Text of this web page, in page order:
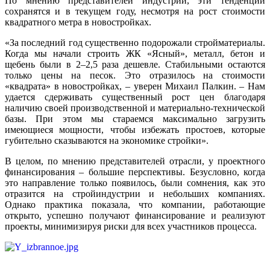
сохранятся и в текущем году, несмотря на рост стоимости
квадратного метра в новостройках.
«За последний год существенно подорожали стройматериалы.
Когда мы начали строить ЖК «Ясный», металл, бетон и
щебень были в 2–2,5 раза дешевле. Стабильными остаются
только цены на песок. Это отразилось на стоимости
«квадрата» в новостройках, – уверен Михаил Палкин. – Нам
удается сдерживать существенный рост цен благодаря
наличию своей производственной и материально-​технической
базы. При этом мы стараемся максимально загрузить
имеющиеся мощности, чтобы избежать простоев, которые
губительно сказываются на экономике стройки».
В целом, по мнению представителей отрасли, у проектного
финансирования – большие перспективы. Безусловно, когда
это направление только появилось, были сомнения, как это
отразится на стройиндустрии и небольших компаниях.
Однако практика показала, что компании, работающие
открыто, успешно получают финансирование и реализуют
проекты, минимизируя риски для всех участников процесса.